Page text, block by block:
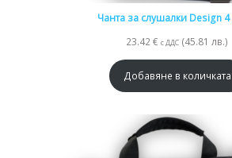
Чанта за слушалки Design
23.42€ с ДДС (45.81 лв.)
Добавяне в количката